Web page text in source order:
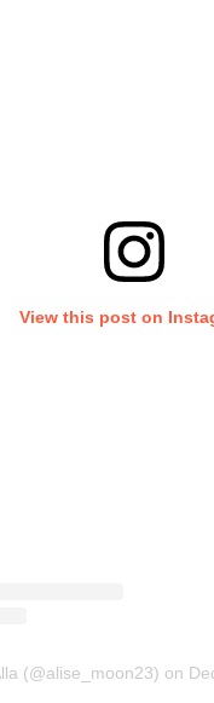
View this post on
(@alise_moon23) on